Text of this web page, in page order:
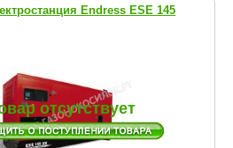
Endress ESE 145
отсутствует